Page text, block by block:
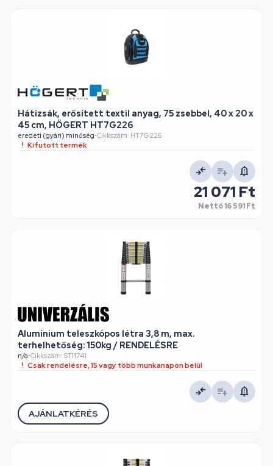
Hátizsák, erősített textil anyag, 75 zsebbel, 40 x 20 x
45 cm, HÖGERT HT7G226
eredeti (gyári) minőség•Cikkszám: HT7G226
Kifutott termék
21 071 Ft
Nettó16 591 Ft
Alumínium teleszkópos létra 3,8 m, max.
terhelhetőség: 150kg / RENDELÉSRE
n/a•Cikkszám: STI1741
Csak rendelésre, 15 vagy több munkanapon belül
AJÁNLATKÉRÉS